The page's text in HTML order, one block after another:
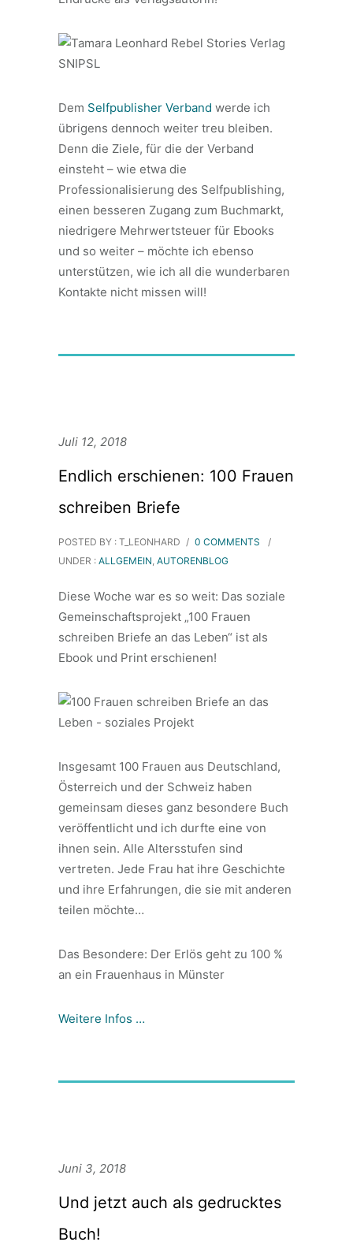
Dem Selfpublisher Verband werde ich
übrigens dennoch weiter treu bleiben.
Denn die Ziele, für die der Verband
einsteht – wie etwa die
Professionalisierung des Selfpublishing,
einen besseren Zugang zum Buchmarkt,
niedrigere Mehrwertsteuer für Ebooks
und so weiter – möchte ich ebenso
unterstützen, wie ich all die wunderbaren
Kontakte nicht missen will!
Juli 12, 2018
Endlich erschienen: 100 Frauen
schreiben Briefe
POSTED BY : T_LEONHARD / 0 COMMENTS
/
UNDER : ALLGEMEIN, AUTORENBLOG
Diese Woche war es so weit: Das soziale
Gemeinschaftsprojekt „100 Frauen
schreiben Briefe an das Leben“ ist als
Ebook und Print erschienen!
Insgesamt 100 Frauen aus Deutschland,
Österreich und der Schweiz haben
gemeinsam dieses ganz besondere Buch
veröffentlicht und ich durfte eine von
ihnen sein. Alle Altersstufen sind
vertreten. Jede Frau hat ihre Geschichte
und ihre Erfahrungen, die sie mit anderen
teilen möchte…
Das Besondere: Der Erlös geht zu 100 %
an ein Frauenhaus in Münster
Weitere Infos …
Juni 3, 2018
Und jetzt auch als gedrucktes
Buch!